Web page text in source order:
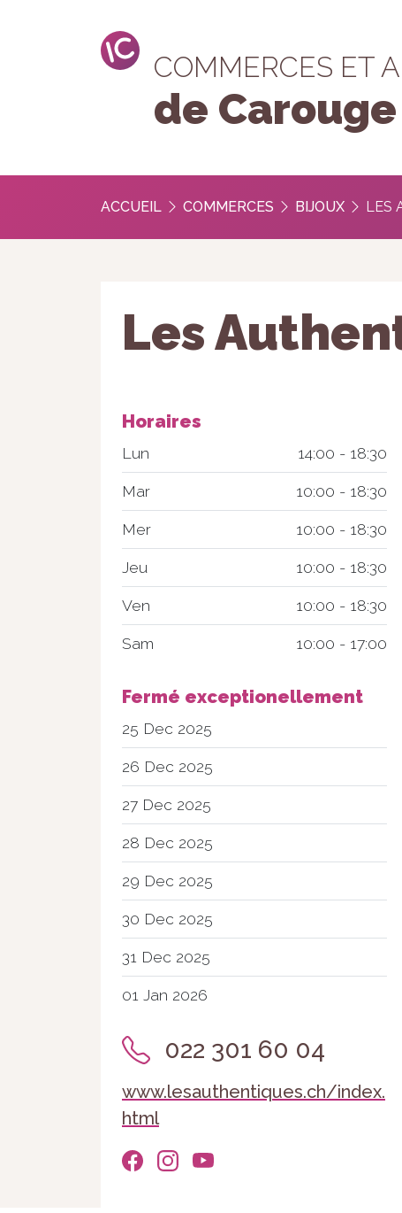
COMMERCES ET
de Carouge
ACCUEIL COMMERCES BIJOUX LES
Les
Horaires
Lun 14:00 - 18:30
Mar 10:00 - 18:30
Mer 10:00 - 18:30
Jeu 10:00 - 18:30
Ven 10:00 - 18:30
Sam 10:00 - 17:00
Fermé exceptionellement
25 Dec 2025
26 Dec 2025
27 Dec 2025
28 Dec 2025
29 Dec 2025
30 Dec 2025
31 Dec 2025
01 Jan 2026
022 301 60 04
www.lesauthentiques.ch/index.
html